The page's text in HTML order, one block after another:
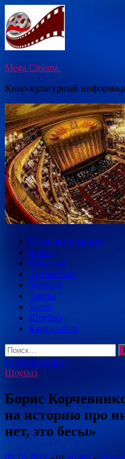
Перейти
к
содержимому
Mega Cinema.
Кино-культурный
Главная страница
Кино
Культура
Литература
Музыка
Танцы
Театр
Шоубиз
Карта сайта
Найти:
Главное меню
Шоубиз
Борис
на историю про
нет, это бесы»
09.10.2021 - от admin -